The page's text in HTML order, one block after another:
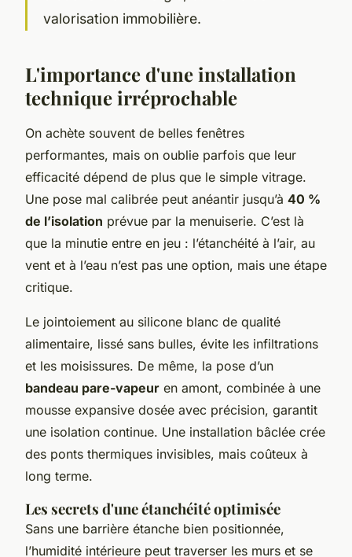
valorisation immobilière.
L'importance d'une installation
technique irréprochable
On achète souvent de belles fenêtres
performantes, mais on oublie parfois que leur
efficacité dépend de plus que le simple vitrage.
Une pose mal calibrée peut anéantir jusqu’à 40 %
de l’isolation prévue par la menuiserie. C’est là
que la minutie entre en jeu : l’étanchéité à l’air, au
vent et à l’eau n’est pas une option, mais une étape
critique.
Le jointoiement au silicone blanc de qualité
alimentaire, lissé sans bulles, évite les infiltrations
et les moisissures. De même, la pose d’un
bandeau pare-vapeur en amont, combinée à une
mousse expansive dosée avec précision, garantit
une isolation continue. Une installation bâclée crée
des ponts thermiques invisibles, mais coûteux à
long terme.
Les secrets d'une étanchéité optimisée
Sans une barrière étanche bien positionnée,
l’humidité intérieure peut traverser les murs et se